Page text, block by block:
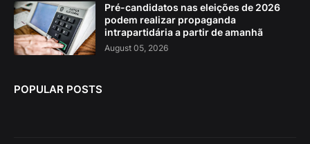
Pré-candidatos nas eleições de 2026
podem realizar propaganda
intrapartidária a partir de amanhã
August 05, 2026
POPULAR POSTS